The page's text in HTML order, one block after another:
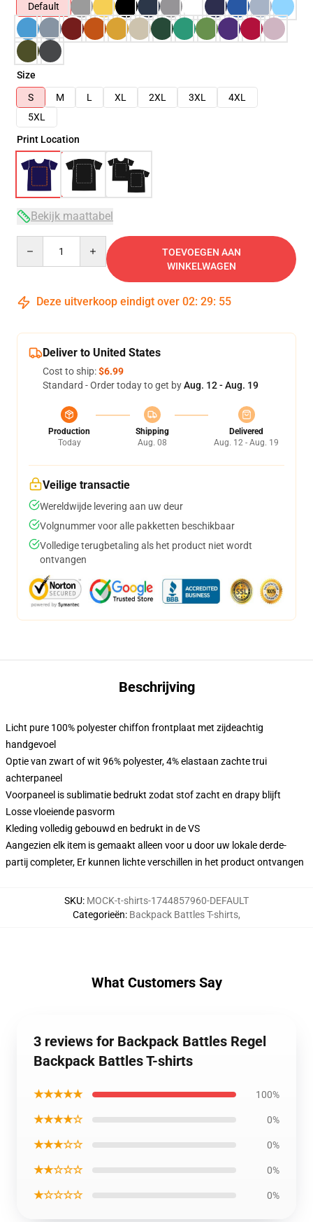
Default
Size
S
M L XL 2XL 3XL
4XL
5XL
Print Location
Bekijk maattabel
TOEVOEGEN AAN
WINKELWAGEN
Deze uitverkoop eindigt over 02: 29: 54
Deliver to United States
Cost to ship:$6.99
Standard - Order today to get byAug. 12 - Aug. 19
Production
Today
Shipping
Aug. 08
Delivered
Aug. 12 - Aug. 19
Veilige transactie
Wereldwijde levering aan uw deur
Volgnummer voor alle pakketten beschikbaar
Volledige terugbetaling als het product niet wordt
ontvangen
Beschrijving
Licht pure 100% polyester chiffon frontplaat met zijdeachtig
handgevoel
Optie van zwart of wit 96% polyester, 4% elastaan zachte trui
achterpaneel
Voorpaneel is sublimatie bedrukt zodat stof zacht en drapy blijft
Losse vloeiende pasvorm
Kleding volledig gebouwd en bedrukt in de VS
Aangezien elk item is gemaakt alleen voor u door uw lokale derde-
partij completer, Er kunnen lichte verschillen in het product ontvangen
SKU: MOCK-t-shirts-1744857960-DEFAULT
Categorieën: Backpack Battles T-shirts,
What Customers Say
3 reviews for Backpack Battles Regel
Backpack Battles T-shirts
★★★★★ 100%
★★★★☆ 0%
★★★☆☆ 0%
★★☆☆☆ 0%
★☆☆☆☆ 0%